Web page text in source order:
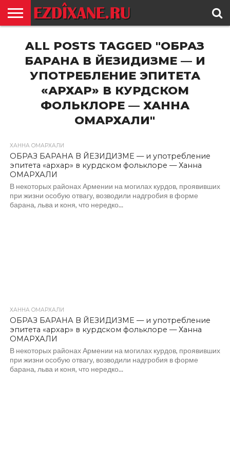
ЕЗИДИЗМ
НОВОСТИ
ИСТОРИЯ
КУЛЬТУРА
КОНТАКТ
ALL POSTS TAGGED "ОБРАЗ
БАРАНА В ЙЕЗИДИЗМЕ — И
УПОТРЕБЛЕНИЕ ЭПИТЕТА
«АРХАР» В КУРДСКОМ
ФОЛЬКЛОРЕ — ХАННА
ОМАРХАЛИ"
ХАННА ОМАРХАЛИ
ОБРАЗ БАРАНА В ЙЕЗИДИЗМЕ — и употребление
эпитета «архар» в курдском фольклоре — Ханна
ОМАРХАЛИ
В некоторых районах Армении на могилах курдов, проявивших
при жизни особую отвагу, возводили надгробия в форме
барана, льва и коня, что нередко...
ХАННА ОМАРХАЛИ
ОБРАЗ БАРАНА В ЙЕЗИДИЗМЕ — и употребление
эпитета «архар» в курдском фольклоре — Ханна
ОМАРХАЛИ
В некоторых районах Армении на могилах курдов, проявивших
при жизни особую отвагу, возводили надгробия в форме
барана, льва и коня, что нередко...